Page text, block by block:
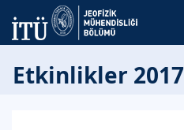
Etkinlikler 2017